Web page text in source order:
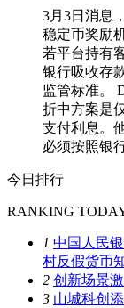
3月3日消息
稳定币奖励
若平台持有
银行吸收存
监管标准。
折中方案是
支付利息。
必须按照银
今日排行
RANKING
1 中国人民
村反假货币
2 创新场景
3 山城科创